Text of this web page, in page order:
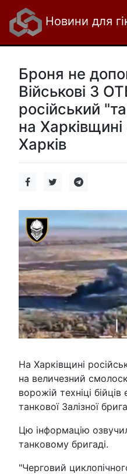
Новини для
Броня не
Військові 3
російський
на
Харків
На Харківщині
на величезний
ворожій техніці
танкової Залізної
Цю інформацію
танковому бригаді.
"Черговий